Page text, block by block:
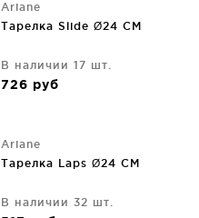
Ariane
Тарелка Slide Ø24 CM
В наличии 17 шт.
726 руб
Ariane
Тарелка Laps Ø24 CM
В наличии 32 шт.